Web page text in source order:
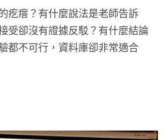
疙瘩？有什麼說法是老師告訴
受卻沒有證據反駁？有什麼結論
都不可行，資料庫卻非常適合